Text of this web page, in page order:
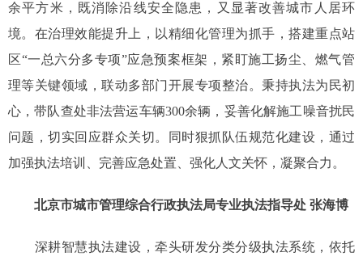
余平方米，既消除沿线安全隐患，又显著改善城市人居环
境。在治理效能提升上，以精细化管理为抓手，搭建重点站
区“一总六分多专项”应急预案框架，紧盯施工扬尘、燃气管
理等关键领域，联动多部门开展专项整治。秉持执法为民初
心，带队查处非法营运车辆300余辆，妥善化解施工噪音扰民
问题，切实回应群众关切。同时狠抓队伍规范化建设，通过
加强执法培训、完善应急处置、强化人文关怀，凝聚合力。
北京市城市管理综合行政执法局专业执法指导处 张海博
深耕智慧执法建设，牵头研发分类分级执法系统，依托